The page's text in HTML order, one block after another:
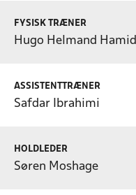
FYSISK TRÆNER
Hugo Helmand Hamid
ASSISTENTTRÆNER
Safdar Ibrahimi
HOLDLEDER
Søren Moshage